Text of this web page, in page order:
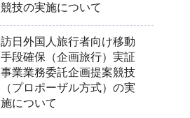
競技の実施について
訪日外国人旅行者向け移動
手段確保（企画旅行）実証
事業業務委託企画提案競技
（プロポーザル方式）の実
施について